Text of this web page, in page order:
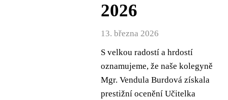
2026
13. března 2026
S velkou radostí a hrdostí
oznamujeme, že naše kolegyně
Mgr. Vendula Burdová získala
prestižní ocenění Učitelka